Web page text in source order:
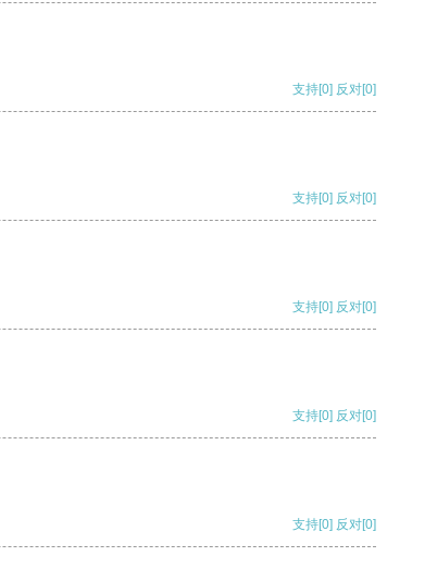
支持[0] 反对[0]
支持[0] 反对[0]
支持[0] 反对[0]
支持[0] 反对[0]
支持[0] 反对[0]